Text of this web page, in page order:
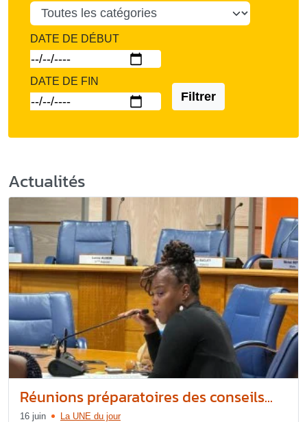
DATE DE DÉBUT
DATE DE FIN
Filtrer
Actualités
Réunions préparatoires des conseils...
16 juin La UNE du jour